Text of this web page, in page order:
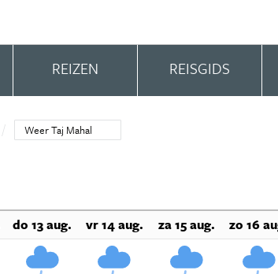
REIZEN REISGIDS
Weer Taj Mahal
do 13 aug. vr 14 aug. za 15 aug. zo 16